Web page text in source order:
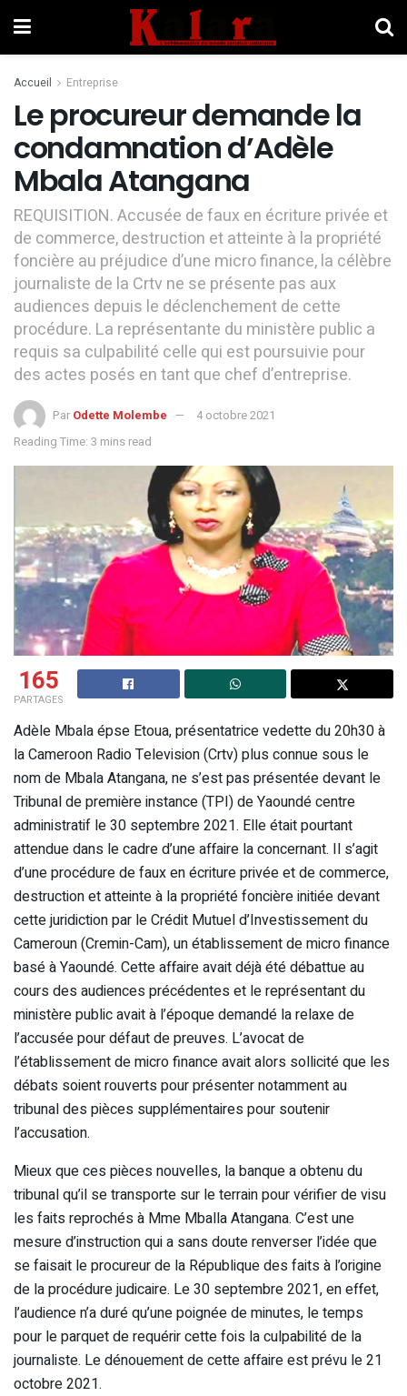
Accueil Entreprise
Le procureur demande la
condamnation d’Adèle
Mbala Atangana
REQUISITION. Accusée de faux en écriture privée et
de commerce, destruction et atteinte à la propriété
foncière au préjudice d’une micro finance, la célèbre
journaliste de la Crtv ne se présente pas aux
audiences depuis le déclenchement de cette
procédure. La représentante du ministère public a
requis sa culpabilité celle qui est poursuivie pour
des actes posés en tant que chef d’entreprise.
Par Odette Molembe
4 octobre 2021
Reading Time: 3 mins read
165
PARTAGES
Adèle Mbala épse Etoua, présentatrice vedette du 20h30 à
la Cameroon Radio Television (Crtv) plus connue sous le
nom de Mbala Atangana, ne s’est pas présentée devant le
Tribunal de première instance (TPI) de Yaoundé centre
administratif le 30 septembre 2021. Elle était pourtant
attendue dans le cadre d’une affaire la concernant. Il s’agit
d’une procédure de faux en écriture privée et de commerce,
destruction et atteinte à la propriété foncière initiée devant
cette juridiction par le Crédit Mutuel d’Investissement du
Cameroun (Cremin-Cam), un établissement de micro finance
basé à Yaoundé. Cette affaire avait déjà été débattue au
cours des audiences précédentes et le représentant du
ministère public avait à l’époque demandé la relaxe de
l’accusée pour défaut de preuves. L’avocat de
l’établissement de micro finance avait alors sollicité que les
débats soient rouverts pour présenter notamment au
tribunal des pièces supplémentaires pour soutenir
l’accusation.
Mieux que ces pièces nouvelles, la banque a obtenu du
tribunal qu’il se transporte sur le terrain pour vérifier de visu
les faits reprochés à Mme Mballa Atangana. C’est une
mesure d’instruction qui a sans doute renverser l’idée que
se faisait le procureur de la République des faits à l’origine
de la procédure judicaire. Le 30 septembre 2021, en effet,
l’audience n’a duré qu’une poignée de minutes, le temps
pour le parquet de requérir cette fois la culpabilité de la
journaliste. Le dénouement de cette affaire est prévu le 21
octobre 2021.